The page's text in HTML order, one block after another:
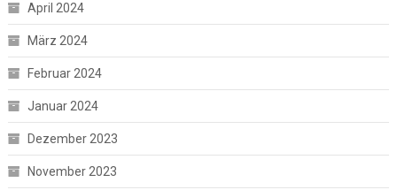
April 2024
März 2024
Februar 2024
Januar 2024
Dezember 2023
November 2023